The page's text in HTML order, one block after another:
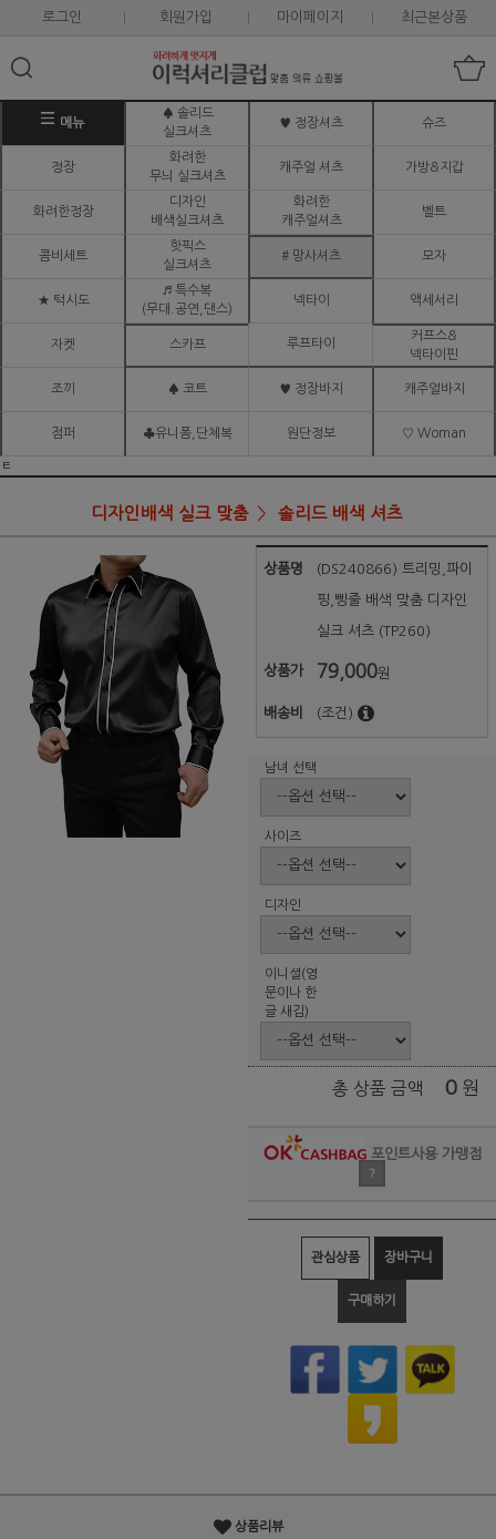
로그인 회원가입 마이페이지 최근본상품
메뉴
♠ 솔리드
실크셔츠
♥ 정장셔츠 슈즈
정장
화려한
무늬 실크셔츠
캐주얼 셔츠 가방&지갑
화려한정장
디자인
배색실크셔츠
화려한
캐주얼셔츠
벨트
콤비세트
핫픽스
실크셔츠
# 망사셔츠 모자
★ 턱시도
♬ 특수복
(무대.공연,댄스)
넥타이 액세서리
자켓 스카프 루프타이
커프스&
넥타이핀
조끼 ♠ 코트 ♥ 정장바지 캐주얼바지
점퍼 ♣유니폼,단체복 원단정보 ♡ Woman
ㅌ
디자인배색 실크 맞춤 솔리드 배색 셔츠
상품명 (DS240866) 트리밍,파이
핑,삥줄 배색 맞춤 디자인
실크 셔츠 (TP260)
상품가 79,000원
배송비 (조건)
남녀 선택
사이즈
디자인
이니셜(영
문이나 한
글 새김)
총 상품 금액 0 원
포인트사용 가맹점
?
관심상품 장바구니
구매하기
상품리뷰